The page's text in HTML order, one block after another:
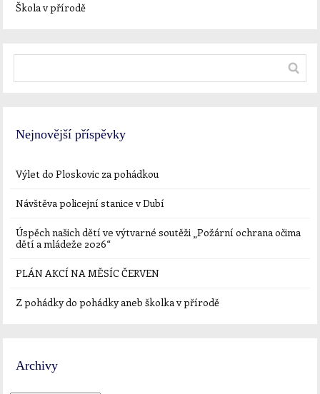
Škola v přírodě
Nejnovější příspěvky
Výlet do Ploskovic za pohádkou
Návštěva policejní stanice v Dubí
Úspěch našich dětí ve výtvarné soutěži „Požární ochrana očima
dětí a mládeže 2026“
PLÁN AKCÍ NA MĚSÍC ČERVEN
Z pohádky do pohádky aneb školka v přírodě
Archivy